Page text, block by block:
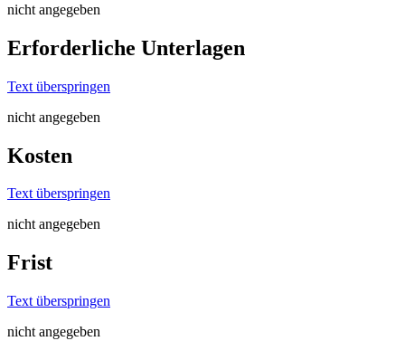
nicht angegeben
Erforderliche Unterlagen
Text überspringen
nicht angegeben
Kosten
Text überspringen
nicht angegeben
Frist
Text überspringen
nicht angegeben